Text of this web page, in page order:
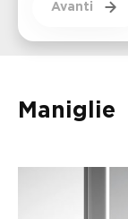
Avanti
Maniglie